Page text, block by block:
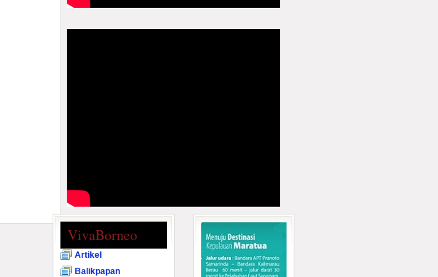
VivaBorneo
Artikel
Balikpapan